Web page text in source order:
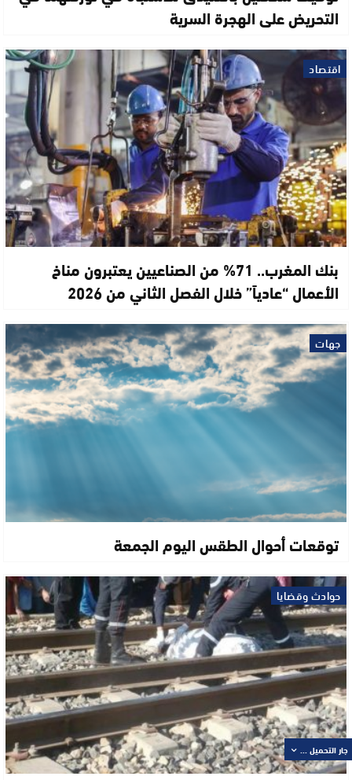
التحريض على الهجرة السرية
اقتصاد
بنك المغرب.. 71% من الصناعيين يعتبرون مناخ
الأعمال “عادياً” خلال الفصل الثاني من 2026
جهات
توقعات أحوال الطقس اليوم الجمعة
حوادث وقضايا
جار التحميل ...